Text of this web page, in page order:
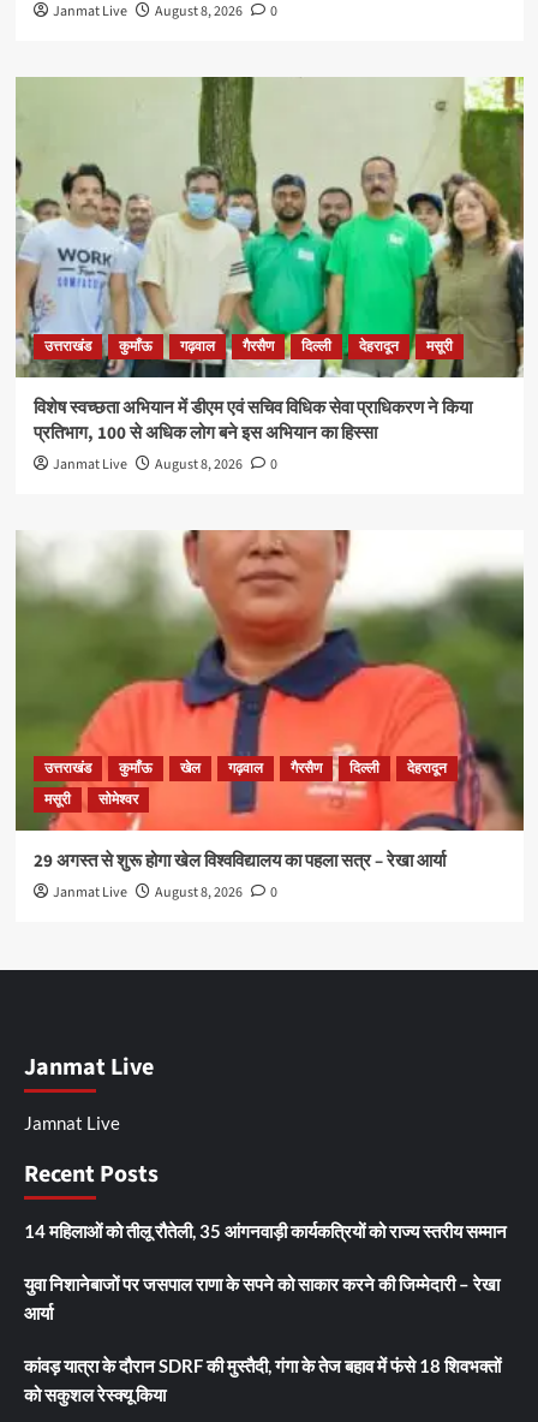
Janmat Live August 8, 2026 0
उत्तराखंड कुमाँऊ गढ़वाल गैरसैण दिल्ली देहरादून मसूरी
विशेष स्वच्छता अभियान में डीएम एवं सचिव विधिक सेवा प्राधिकरण ने किया
प्रतिभाग, 100 से अधिक लोग बने इस अभियान का हिस्सा
Janmat Live August 8, 2026 0
उत्तराखंड कुमाँऊ खेल गढ़वाल गैरसैण दिल्ली
देहरादून
मसूरी
सोमेश्वर
29 अगस्त से शुरू होगा खेल विश्वविद्यालय का पहला सत्र – रेखा आर्या
Janmat Live August 8, 2026 0
Janmat Live
Jamnat Live
Recent Posts
14 महिलाओं को तीलू रौतेली, 35 आंगनवाड़ी कार्यकत्रियों को राज्य स्तरीय सम्मान
युवा निशानेबाजों पर जसपाल राणा के सपने को साकार करने की जिम्मेदारी – रेखा
आर्या
कांवड़ यात्रा के दौरान SDRF की मुस्तैदी, गंगा के तेज बहाव में फंसे 18 शिवभक्तों
को सकुशल रेस्क्यू किया